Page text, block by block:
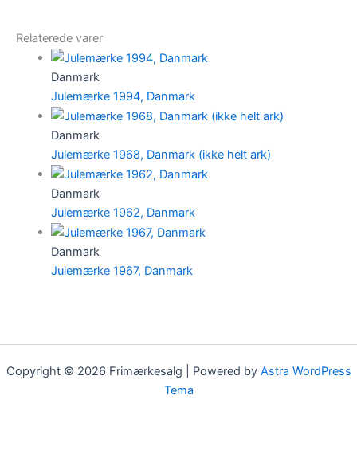
Relaterede varer
Danmark
Julemærke 1994, Danmark
Danmark
Julemærke 1968, Danmark (ikke helt ark)
Danmark
Julemærke 1962, Danmark
Danmark
Julemærke 1967, Danmark
Copyright © 2026 Frimærkesalg | Powered by Astra WordPress
Tema